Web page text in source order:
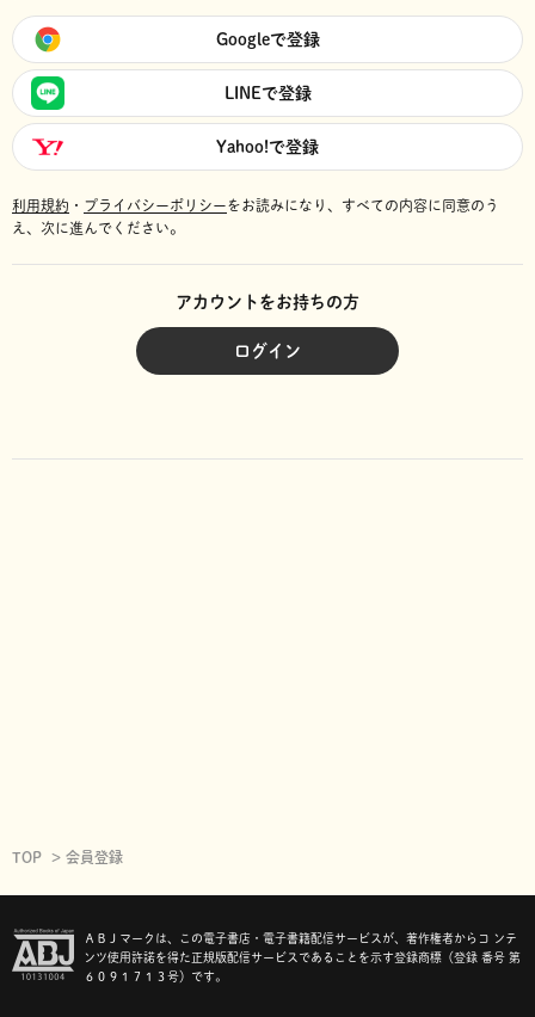
Googleで登録
LINEで登録
Yahoo!で登録
利用規約 ・ プライバシーポリシーをお読みになり、 すべての内容に同意のう
え、次に進んでください。
アカウントをお持ちの方
ログイン
TOP 会員登録
ＡＢＪマークは、この電子書店・電子書籍配信サービスが、著作権者からコ ンテ
ンツ使用許諾を得た正規版配信サービスであることを示す登録商標（登録 番号 第
６０９１７１３号）です。